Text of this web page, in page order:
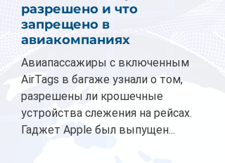
разрешено и что
запрещено в
авиакомпаниях
Авиапассажиры с включенным
AirTags в багаже узнали о том,
разрешены ли крошечные
устройства слежения на рейсах.
Гаджет Apple был выпущен...